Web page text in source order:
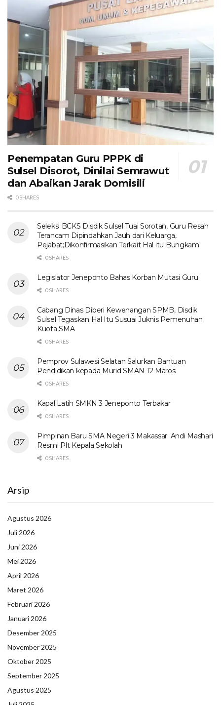
Penempatan Guru PPPK di
Sulsel Disorot, Dinilai Semrawut
dan Abaikan Jarak Domisili
0 SHARES
Seleksi BCKS Disdik Sulsel Tuai Sorotan, Guru Resah
Terancam Dipindahkan Jauh dari Keluarga,
Pejabat;Dikonfirmasikan Terkait Hal itu Bungkam
0 SHARES
Legislator Jeneponto Bahas Korban Mutasi Guru
0 SHARES
Cabang Dinas Diberi Kewenangan SPMB, Disdik
Sulsel Tegaskan Hal Itu Susuai Juknis Pemenuhan
Kuota SMA
0 SHARES
Pemprov Sulawesi Selatan Salurkan Bantuan
Pendidikan kepada Murid SMAN 12 Maros
0 SHARES
Kapal Latih SMKN 3 Jeneponto Terbakar
0 SHARES
Pimpinan Baru SMA Negeri 3 Makassar: Andi Mashari
Resmi Plt Kepala Sekolah
0 SHARES
Arsip
Agustus 2026
Juli 2026
Juni 2026
Mei 2026
April 2026
Maret 2026
Februari 2026
Januari 2026
Desember 2025
November 2025
Oktober 2025
September 2025
Agustus 2025